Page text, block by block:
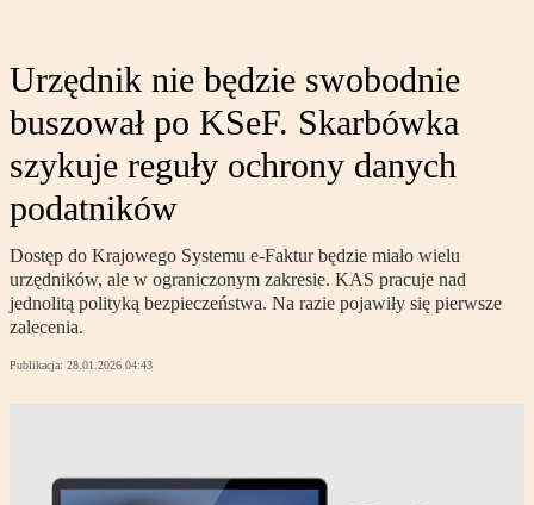
Urzędnik nie będzie swobodnie
buszował po KSeF. Skarbówka
szykuje reguły ochrony danych
podatników
Dostęp do Krajowego Systemu e-Faktur będzie miało wielu
urzędników, ale w ograniczonym zakresie. KAS pracuje nad
jednolitą polityką bezpieczeństwa. Na razie pojawiły się pierwsze
zalecenia.
Publikacja: 28.01.2026 04:43